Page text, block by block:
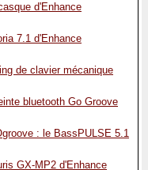
d'Enhance
7.1 d'Enhance
de clavier mécanique
bluetooth Go Groove
: le BassPULSE 5.1
GX-MP2 d'Enhance